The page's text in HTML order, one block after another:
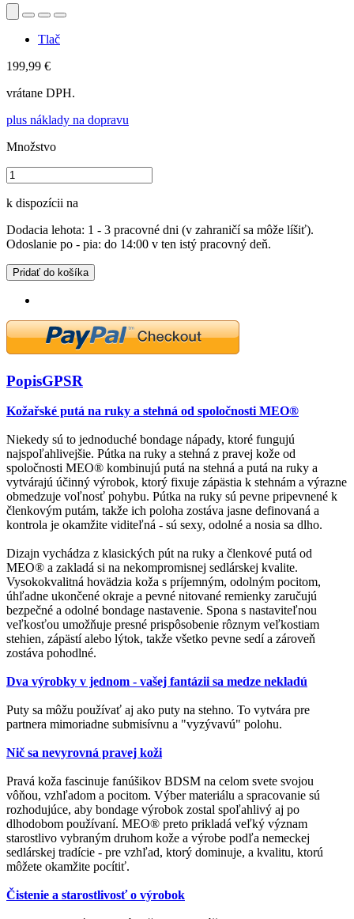
Tlač
199,99 €
vrátane DPH.
plus náklady na dopravu
Množstvo
k dispozícii na
Dodacia lehota: 1 - 3 pracovné dni (v zahraničí sa môže líšiť).
Odoslanie po - pia: do 14:00 v ten istý pracovný deň.
Pridať do košíka
PopisGPSR
Kožařské putá na ruky a stehná od spoločnosti MEO®
Niekedy sú to jednoduché bondage nápady, ktoré fungujú
najspoľahlivejšie. Pútka na ruky a stehná z pravej kože od
spoločnosti MEO® kombinujú putá na stehná a putá na ruky a
vytvárajú účinný výrobok, ktorý fixuje zápästia k stehnám a výrazne
obmedzuje voľnosť pohybu. Pútka na ruky sú pevne pripevnené k
členkovým putám, takže ich poloha zostáva jasne definovaná a
kontrola je okamžite viditeľná - sú sexy, odolné a nosia sa dlho.
Dizajn vychádza z klasických pút na ruky a členkové putá od
MEO® a zakladá si na nekompromisnej sedlárskej kvalite.
Vysokokvalitná hovädzia koža s príjemným, odolným pocitom,
úhľadne ukončené okraje a pevné nitované remienky zaručujú
bezpečné a odolné bondage nastavenie. Spona s nastaviteľnou
veľkosťou umožňuje presné prispôsobenie rôznym veľkostiam
stehien, zápästí alebo lýtok, takže všetko pevne sedí a zároveň
zostáva pohodlné.
Dva výrobky v jednom - vašej fantázii sa medze nekladú
Puty sa môžu používať aj ako puty na stehno. To vytvára pre
partnera mimoriadne submisívnu a "vyzývavú" polohu.
Nič sa nevyrovná pravej koži
Pravá koža fascinuje fanúšikov BDSM na celom svete svojou
vôňou, vzhľadom a pocitom. Výber materiálu a spracovanie sú
rozhodujúce, aby bondage výrobok zostal spoľahlivý aj po
dlhodobom používaní. MEO® preto prikladá veľký význam
starostlivo vybraným druhom kože a výrobe podľa nemeckej
sedlárskej tradície - pre vzhľad, ktorý dominuje, a kvalitu, ktorú
môžete okamžite pocítiť.
Čistenie a starostlivosť o výrobok